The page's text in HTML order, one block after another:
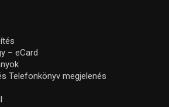
– eCard
Telefonkönyv megjelenés